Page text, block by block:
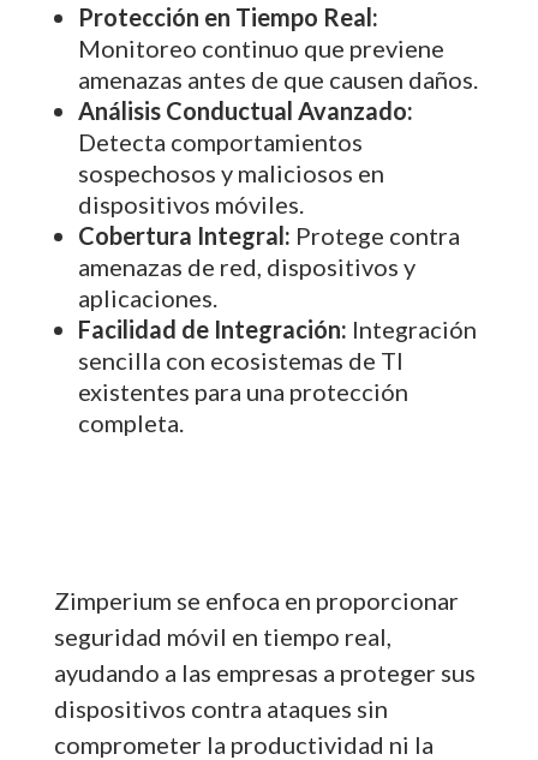
Protección en Tiempo Real:
Monitoreo continuo que previene
amenazas antes de que causen daños.
Análisis Conductual Avanzado:
Detecta comportamientos
sospechosos y maliciosos en
dispositivos móviles.
Cobertura Integral: Protege contra
amenazas de red, dispositivos y
aplicaciones.
Facilidad de Integración: Integración
sencilla con ecosistemas de TI
existentes para una protección
completa.
Zimperium se enfoca en proporcionar
seguridad móvil en tiempo real,
ayudando a las empresas a proteger sus
dispositivos contra ataques sin
comprometer la productividad ni la